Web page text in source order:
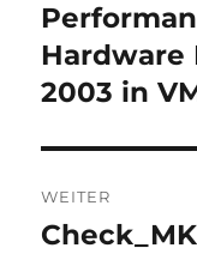
Vorheriger
Beitrag:
2003 in
WEITER
Nächster